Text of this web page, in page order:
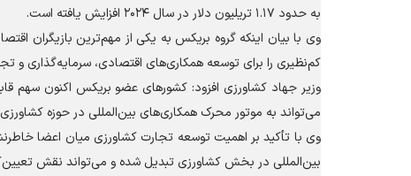
به حدود ۱.۱۷ تریلیون دلار در سال ۲۰۲۴ افزایش یافته است.
وی با بیان اینکه گروه بریکس به یکی از مهم‌ترین
کم‌نظیری را برای توسعه همکاری‌های اقتصادی، سرمایه‌گذاری و
وزیر جهاد کشاورزی افزود: کشور‌های عضو بریکس اکنون سهم
می‌تواند به موتور محرک همکاری‌های بین‌المللی در حوزه
وی با تأکید بر اهمیت توسعه تجارت کشاورزی میان اعضا
بین‌المللی در بخش کشاورزی تبدیل شده و می‌تواند نقش